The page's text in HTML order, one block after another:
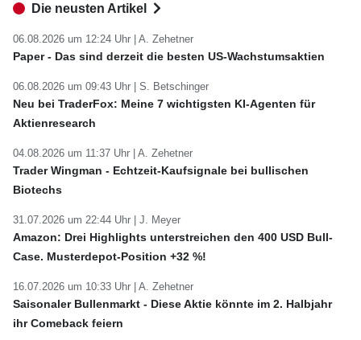
Die neusten Artikel
06.08.2026 um 12:24 Uhr | A. Zehetner
Paper - Das sind derzeit die besten US-Wachstumsaktien
06.08.2026 um 09:43 Uhr | S. Betschinger
Neu bei TraderFox: Meine 7 wichtigsten KI-Agenten für
Aktienresearch
04.08.2026 um 11:37 Uhr | A. Zehetner
Trader Wingman - Echtzeit-Kaufsignale bei bullischen
Biotechs
31.07.2026 um 22:44 Uhr | J. Meyer
Amazon: Drei Highlights unterstreichen den 400 USD Bull-
Case. Musterdepot-Position +32 %!
16.07.2026 um 10:33 Uhr | A. Zehetner
Saisonaler Bullenmarkt - Diese Aktie könnte im 2. Halbjahr
ihr Comeback feiern